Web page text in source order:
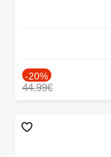
-20%
44.99€